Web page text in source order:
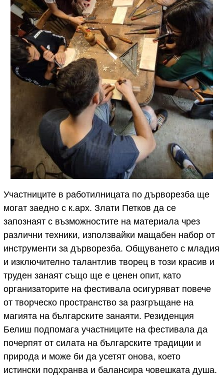
Участниците в работилницата по дърворезба ще
могат заедно с к.арх. Злати Петков да се
запознаят с възможностите на материала чрез
различни техники, използвайки мащабен набор от
инструменти за дърворезба. Общуването с младия
и изключително талантлив творец в този красив и
труден занаят също ще е ценен опит, като
организаторите на фестивала осигуряват повече
от творческо пространство за разгръщане на
магията на българските занаяти. Резиденция
Белиш подпомага участниците на фестивала да
почерпят от силата на българските традиции и
природа и може би да усетят онова, което
истински подхранва и балансира човешката душа.